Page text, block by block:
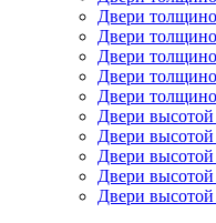
Двери
Двери
Двери
Двери
Двери
Двери
Двери
Двери
Двери высотой
Двери высотой